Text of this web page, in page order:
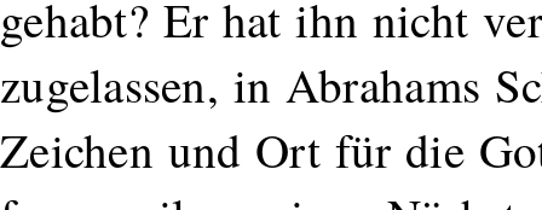
gehabt? Er hat ihn nicht
zugelassen, in Abrahams
Zeichen und Ort für die